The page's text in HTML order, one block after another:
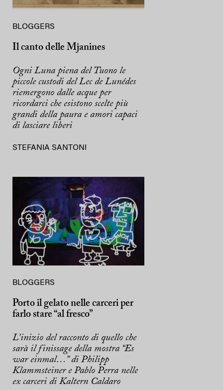
BLOGGERS
Il canto delle Mjanines
Ogni Luna piena del Tuono le
piccole custodi del Lec de Lunédes
riemergono dalle acque per
ricordarci che esistono scelte più
grandi della paura e amori capaci
di lasciare liberi
STEFANIA SANTONI
BLOGGERS
Porto il gelato nelle carceri per
farlo stare “al fresco”
L’inizio del racconto di quello che
sarà il finissage della mostra “Es
war einmal…” di Philipp
Klammsteiner e Pablo Perra nelle
ex carceri di Kaltern Caldaro